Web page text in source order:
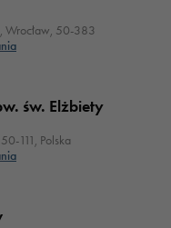
Wrocław, 50-383
św. Elżbiety
111, Polska